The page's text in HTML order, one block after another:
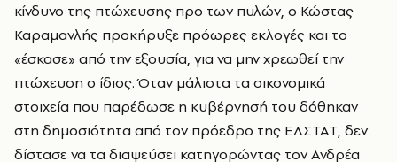
κίνδυνο της πτώχευσης προ των πυλών, ο Κώστας
Καραμανλής προκήρυξε πρόωρες εκλογές και το
«έσκασε» από την εξουσία, για να μην χρεωθεί την
πτώχευση ο ίδιος. Όταν μάλιστα τα οικονομικά
στοιχεία που παρέδωσε η κυβέρνησή του δόθηκαν
στη δημοσιότητα από τον πρόεδρο της ΕΛΣΤΑΤ, δεν
δίστασε να τα διαψεύσει κατηγορώντας τον Ανδρέα